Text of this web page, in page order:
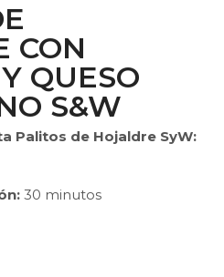
CON
QUESO
S&W
Palitos de Hojaldre SyW:
30 minutos